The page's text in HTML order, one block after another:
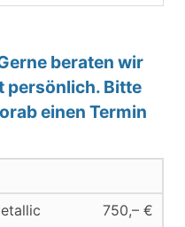
beraten wir
persönlich. Bitte
einen Termin
750,– €